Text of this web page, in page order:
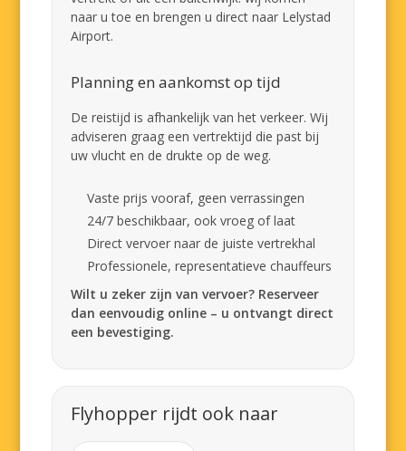
naar u toe en brengen u direct naar Lelystad
Airport.
Planning en aankomst op tijd
De reistijd is afhankelijk van het verkeer. Wij
adviseren graag een vertrektijd die past bij
uw vlucht en de drukte op de weg.
Vaste prijs vooraf, geen verrassingen
24/7 beschikbaar, ook vroeg of laat
Direct vervoer naar de juiste vertrekhal
Professionele, representatieve chauffeurs
Wilt u zeker zijn van vervoer? Reserveer
dan eenvoudig online – u ontvangt direct
een bevestiging.
Flyhopper rijdt ook naar